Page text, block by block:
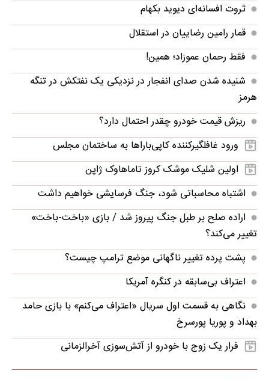
ثروت افسانه‌‌ای دیوید بکهام
قمار رامین رضاییان در استقلال
فقط رحمان عموزاد؛ همین!
شنیده شدن صدای انفجار در نزدیکی یک نفتکش در تنگه
هرمز
ریزش قیمت خودرو چقدر احتمال دارد؟
ورود غافلگیرکننده کاپی‌باراها به ساختمان مجلس
اولین شلیک موشک کروز تاماهاوک ژاپن
اشتباه محاسباتی شود، جنگ فرسایشی خواهیم داشت
اراده صلح بر طبل جنگ پیروز شد / بازی «باخت-باخت»
تغییر می‌کند؟
پشت پرده تغییر ناگهانی موضع ترامپ چیست؟
اعتراف بی‌سابقه در کنگره آمریکا
نگاهی به قسمت اول سریال «اعتراف می‌کنم» با بازی حامد
بهداد و پوریا پورسرخ
فرار یک زوج با خودرو از آتش‌سوزی آخرالزمانی